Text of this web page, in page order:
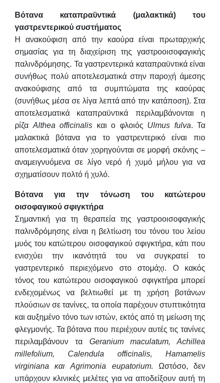
Βότανα καταπραϋντικά (μαλακτικά) του
γαστρεντερικού συστήματος
Η ανακούφιση από την καούρα είναι πρωταρχικής
σημασίας για τη διαχείριση της γαστροοισοφαγικής
παλινδρόμησης. Τα γαστρεντερικά καταπραϋντικά είναι
συνήθως πολύ αποτελεσματικά στην παροχή άμεσης
ανακούφισης από τα συμπτώματα της καούρας
(συνήθως μέσα σε λίγα λεπτά από την κατάποση). Στα
αποτελεσματικά καταπραϋντικά περιλαμβάνονται η
ρίζα Althea officinalis και ο φλοιός Ulmus fulva. Τα
μαλακτικά βότανα για το γαστρεντερικό είναι πιο
αποτελεσματικά όταν χορηγούνται σε μορφή σκόνης –
αναμειγνυόμενα σε λίγο νερό ή χυμό μήλου για να
σχηματίσουν πολτό ή χυλό.
Βότανα για την τόνωση του κατώτερου
οισοφαγικού σφιγκτήρα
Σημαντική για τη θεραπεία της γαστροοισοφαγικής
παλινδρόμησης είναι η βελτίωση του τόνου του λείου
μυός του κατώτερου οισοφαγικού σφιγκτήρα, κάτι που
ενισχύει την ικανότητά του να συγκρατεί το
γαστρεντερικό περιεχόμενο στο στομάχι. Ο κακός
τόνος του κατώτερου οισοφαγικού σφιγκτήρα μπορεί
ενδεχομένως να βελτιωθεί με τη χρήση βοτάνων
πλούσιων σε τανίνες, τα οποία παρέχουν στυπτικότητα
και αυξημένο τόνο των ιστών, εκτός από τη μείωση της
φλεγμονής. Τα βότανα που περιέχουν αυτές τις τανίνες
περιλαμβάνουν τα Geranium maculatum, Achillea
millefolium, Calendula officinalis, Hamamelis
virginiana και Agrimonia eupatorium. Ωστόσο, δεν
υπάρχουν κλινικές μελέτες για να αποδείξουν αυτή τη